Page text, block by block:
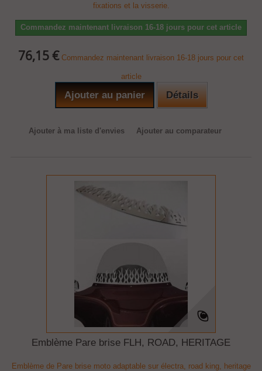
fixations et la visserie.
Commandez maintenant livraison 16-18 jours pour cet article
76,15 € Commandez maintenant livraison 16-18 jours pour cet
article
Ajouter au panier Détails
Ajouter à ma liste d'envies Ajouter au comparateur
Emblème Pare brise FLH, ROAD, HERITAGE
Emblème de Pare brise moto adaptable sur électra, road king, heritage